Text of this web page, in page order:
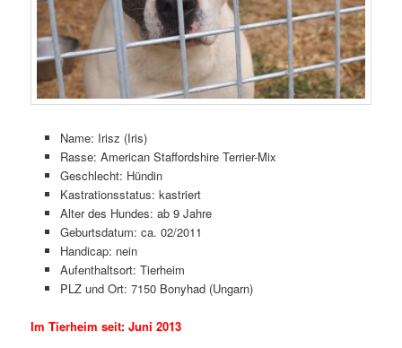
Name: Irisz (Iris)
Rasse: American Staffordshire Terrier-Mix
Geschlecht: Hündin
Kastrationsstatus: kastriert
Alter des Hundes: ab 9 Jahre
Geburtsdatum: ca. 02/2011
Handicap: nein
Aufenthaltsort: Tierheim
PLZ und Ort: 7150 Bonyhad (Ungarn)
Im Tierheim seit: Juni 2013